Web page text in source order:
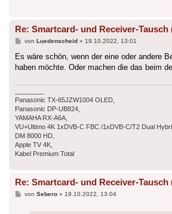
Re: Smartcard- und Receiver-
Beitrag
von Luedenscheid» 19.10.2022, 13:01
Es wäre schön, wenn der eine oder andere
haben möchte. Oder machen die das beim
Panasonic TX-65JZW1004 OLED,
Panasonic DP-UB824,
YAMAHA RX-A6A,
VU+Ultimo 4K 1xDVB-C FBC /1xDVB-C/T2 Dual
DM 8000 HD,
Apple TV 4K,
Kabel Premium Total
Re: Smartcard- und Receiver-
Beitrag
von Sebero» 19.10.2022, 13:04